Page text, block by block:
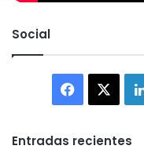
Social
Facebook
Entradas recientes